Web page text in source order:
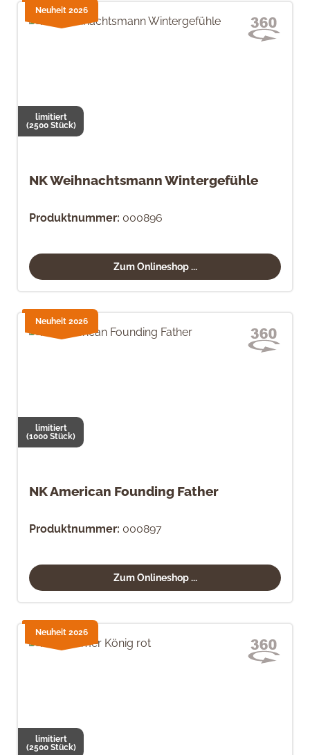
NK Weihnachtsmann Wintergefühle
Produktnummer: 000896
Zum Onlineshop ...
Neuheit 2026
limitiert
(2500 Stück)
NK American Founding Father
Produktnummer: 000897
Zum Onlineshop ...
Neuheit 2026
limitiert
(1000 Stück)
Neuheit 2026
limitiert
(2500 Stück)